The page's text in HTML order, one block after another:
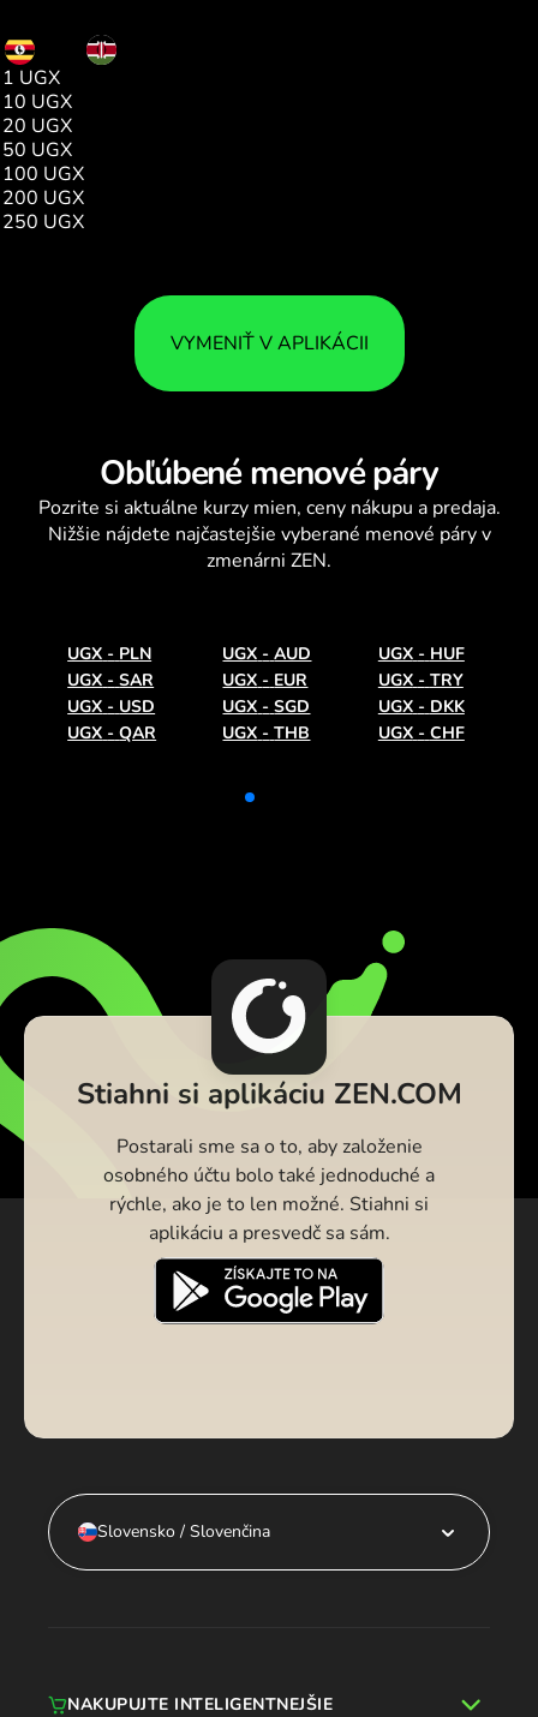
1 UGX
10 UGX
20 UGX
50 UGX
100 UGX
200 UGX
250 UGX
VYMENIŤ V APLIKÁCII
Obľúbené menové páry
Pozrite si aktuálne kurzy mien, ceny nákupu a predaja.
Nižšie nájdete najčastejšie vyberané menové páry v
zmenárni ZEN.
UGX - PLN UGX - AUD UGX - HUF
UGX - SAR UGX - EUR UGX - TRY
UGX - USD UGX - SGD UGX - DKK
UGX - QAR UGX - THB UGX - CHF
Stiahni si aplikáciu ZEN.COM
Postarali sme sa o to, aby založenie
osobného účtu bolo také jednoduché a
rýchle, ako je to len možné. Stiahni si
aplikáciu a presvedč sa sám.
Slovensko / Slovenčina
NAKUPUJTE INTELIGENTNEJŠIE